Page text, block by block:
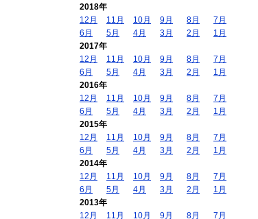
2018年
12月
11月 10月 9月 8月
7月
6月
5月 4月 3月 2月
1月
2017年
12月
11月 10月 9月 8月
7月
6月
5月 4月 3月 2月
1月
2016年
12月
11月 10月 9月 8月
7月
6月
5月 4月 3月 2月
1月
2015年
12月
11月 10月 9月 8月
7月
6月
5月 4月 3月 2月
1月
2014年
12月
11月 10月 9月 8月
7月
6月
5月 4月 3月 2月
1月
2013年
12月
11月 10月 9月 8月 7月